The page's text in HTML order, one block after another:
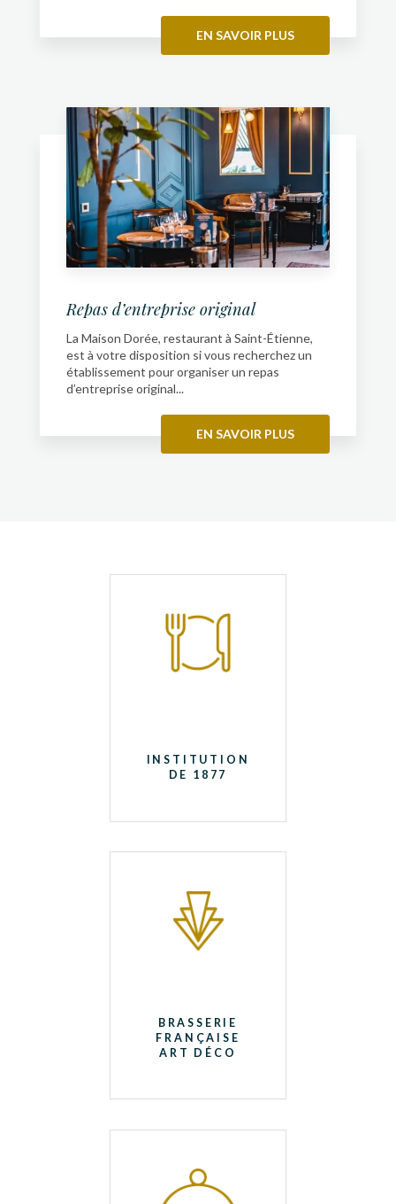
EN SAVOIR PLUS
Repas d’entreprise original
La Maison Dorée, restaurant à Saint-Étienne,
est à votre disposition si vous recherchez un
établissement pour organiser un repas
d’entreprise original...
EN SAVOIR PLUS
INSTITUTION
DE 1877
BRASSERIE
FRANÇAISE
ART DÉCO